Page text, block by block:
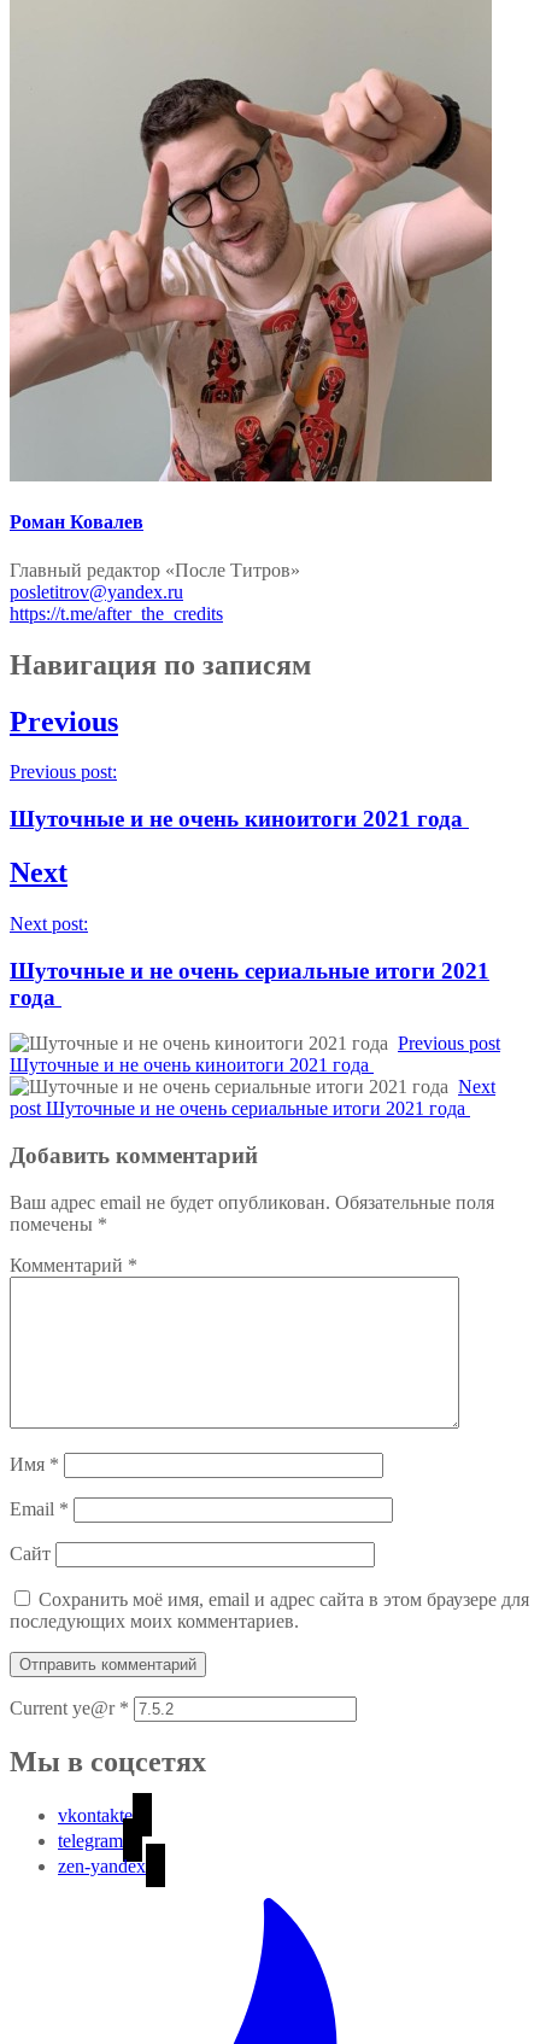
Роман Ковалев
Главный редактор «После Титров»
posletitrov@yandex.ru
https://t.me/after_the_credits
Навигация по записям
Previous
Previous post:
Шуточные и не очень киноитоги 2021 года
Next
Next post:
Шуточные и не очень сериальные итоги 2021
года
Previous post
Шуточные и не очень киноитоги 2021 года
Next
post Шуточные и не очень сериальные итоги 2021 года
Добавить комментарий
Ваш адрес email не будет опубликован. Обязательные поля
помечены *
Комментарий *
Имя *
Email *
Сайт
Сохранить моё имя, email и адрес сайта в этом браузере для
последующих моих комментариев.
Current ye@r *
Мы в соцсетях
vkontakte
telegram
zen-yandex